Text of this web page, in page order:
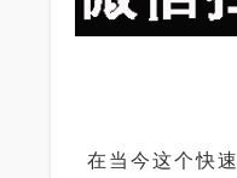
在当今这个快